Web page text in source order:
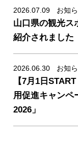
山口県の観光ス
紹介されました
2026.07.09 お知
news/
【7月1日
用促進キャンペ
2026」
2026.06.30 お知
news/